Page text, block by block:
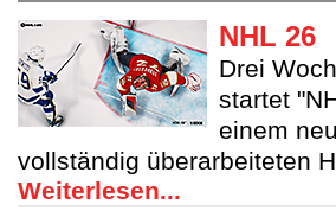
NHL 26
Drei
startet
einem
vollständig überarbeiteten
Weiterlesen...